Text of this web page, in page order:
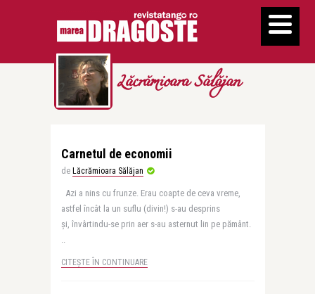
Lăcrămioara Sălăjan
Carnetul de economii
de Lăcrămioara Sălăjan
Azi a nins cu frunze. Erau coapte de ceva vreme,
astfel încât la un suflu (divin!) s-au desprins
şi, învârtindu-se prin aer s-au asternut lin pe pământ.
..
CITEȘTE ÎN CONTINUARE